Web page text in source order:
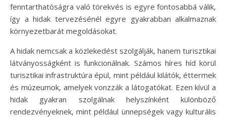
fenntarthatóságra való törekvés is egyre fontosabbá válik,
így a hidak tervezésénél egyre gyakrabban alkalmaznak
környezetbarát megoldásokat.
A hidak nemcsak a közlekedést szolgálják, hanem turisztikai
látványosságként is funkcionálnak. Számos híres híd körül
turisztikai infrastruktúra épül, mint például kilátók, éttermek
és múzeumok, amelyek vonzzák a látogatókat. Ezen kívül a
hidak gyakran szolgálnak helyszínként különböző
rendezvényeknek, mint például ünnepségek vagy kulturális